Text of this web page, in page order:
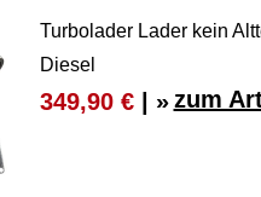
Turbolader Lader kein
Diesel
349,90 €| » zum